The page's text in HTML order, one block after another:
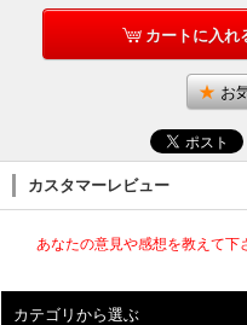
カートに入れ
お
カスタマーレビュー
あなたの意見や感想を教えて下
カテゴリから選ぶ